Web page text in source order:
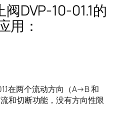
DVP-10-01.1的
用：
在两个流动方向（A→B 和
和切断功能，没有方向性限